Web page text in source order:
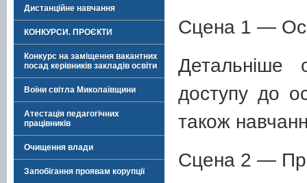
Дистанційне навчання
КОНКУРСИ. ПРОЄКТИ
Конкурс на заміщення вакантних
посад керівників закладів освіти
Воїни світла Миколаївщини
Атестація педагогічних
працівників
Очищення влади
Запобігання проявам корупції
Сцена 1 —
Детальніше
доступу до
також
Сцена 2 —